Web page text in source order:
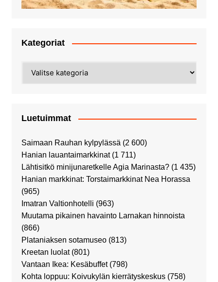
Kategoriat
Luetuimmat
Saimaan Rauhan kylpylässä (2 600)
Hanian lauantaimarkkinat (1 711)
Lähtisitkö minijunaretkelle Agia Marinasta? (1 435)
Hanian markkinat: Torstaimarkkinat Nea Horassa
(965)
Imatran Valtionhotelli (963)
Muutama pikainen havainto Larnakan hinnoista
(866)
Plataniaksen sotamuseo (813)
Kreetan luolat (801)
Vantaan Ikea: Kesäbuffet (798)
Kohta loppuu: Koivukylän kierrätyskeskus (758)